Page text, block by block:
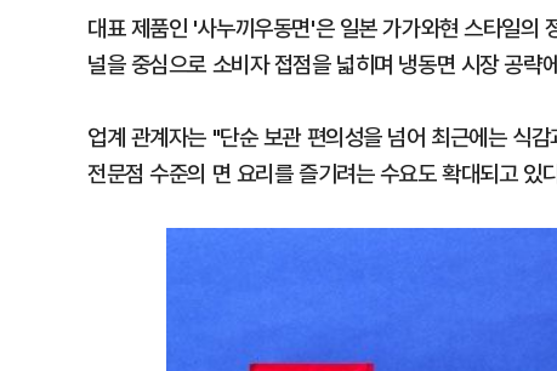
대표 제품인 '사누끼우동면'은 일본 가가와현 스타일의
널을 중심으로 소비자 접점을 넓히며 냉동면 시장 공략
업계 관계자는 "단순 보관 편의성을 넘어 최근에는 식
전문점 수준의 면 요리를 즐기려는 수요도 확대되고 있